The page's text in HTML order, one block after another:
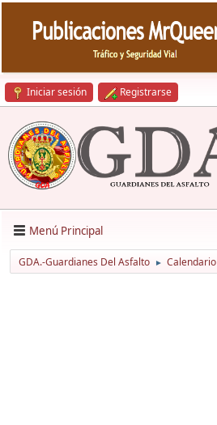
Iniciar sesión Registrarse
Menú Principal
GDA.-Guardianes Del Asfalto ► Calendario